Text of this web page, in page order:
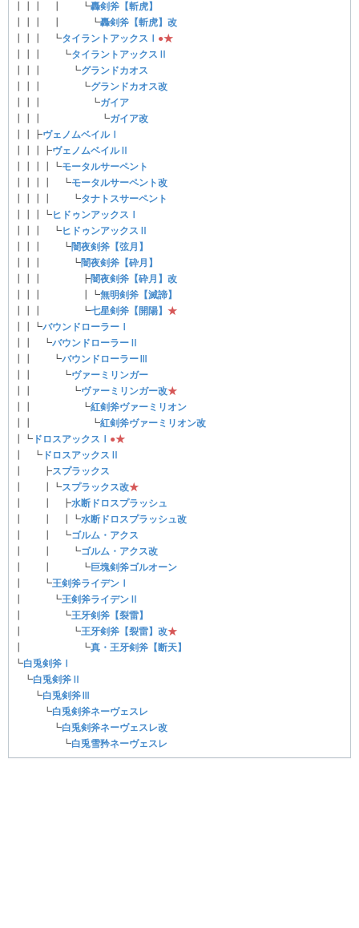
┃┃┃ ┃ ┗轟剣斧【斬虎】
┃┃┃ ┃ ┗轟剣斧【斬虎】改
┃┃┃ ┗タイラントアックスⅠ ●★
┃┃┃ ┗タイラントアックスⅡ
┃┃┃ ┗グランドカオス
┃┃┃ ┗グランドカオス改
┃┃┃ ┗ガイア
┃┃┃ ┗ガイア改
┃┃┣ヴェノムベイルⅠ
┃┃┃┣ヴェノムベイルⅡ
┃┃┃┃┗モータルサーペント
┃┃┃┃ ┗モータルサーペント改
┃┃┃┃ ┗タナトスサーペント
┃┃┃┗ヒドゥンアックスⅠ
┃┃┃ ┗ヒドゥンアックスⅡ
┃┃┃ ┗闇夜剣斧【弦月】
┃┃┃ ┗闇夜剣斧【砕月】
┃┃┃ ┣闇夜剣斧【砕月】改
┃┃┃ ┃┗無明剣斧【滅諦】
┃┃┃ ┗七星剣斧【開陽】 ★
┃┃┗バウンドローラーⅠ
┃┃ ┗バウンドローラーⅡ
┃┃ ┗バウンドローラーⅢ
┃┃ ┗ヴァーミリンガー
┃┃ ┗ヴァーミリンガー改★
┃┃ ┗紅剣斧ヴァーミリオン
┃┃ ┗紅剣斧ヴァーミリオン改
┃┗ ドロスアックスⅠ ●★
┃ ┗ ドロスアックスⅡ
┃ ┣スプラックス
┃ ┃┗スプラックス改★
┃ ┃ ┣水断ドロスプラッシュ
┃ ┃ ┃┗水断ドロスプラッシュ改
┃ ┃ ┗ゴルム・アクス
┃ ┃ ┗ゴルム・アクス改
┃ ┃ ┗巨塊剣斧ゴルオーン
┃ ┗王剣斧ライデンⅠ
┃ ┗王剣斧ライデンⅡ
┃ ┗王牙剣斧【裂雷】
┃ ┗王牙剣斧【裂雷】改★
┃ ┗真・王牙剣斧【断天】
┗白兎剣斧Ⅰ
┗白兎剣斧Ⅱ
┗白兎剣斧Ⅲ
┗白兎剣斧ネーヴェスレ
┗白兎剣斧ネーヴェスレ改
┗白兎雪矜ネーヴェスレ